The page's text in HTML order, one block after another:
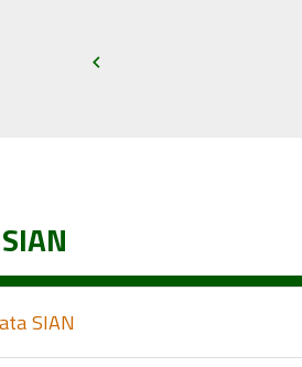
chevron_left
SIAN